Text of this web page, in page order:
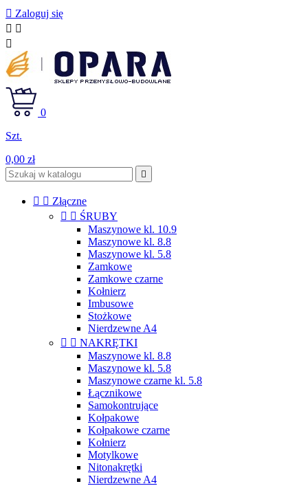
 Zaloguj się
 

0
Szt.
0,00 zł

  Złączne
  ŚRUBY
Maszynowe kl. 10.9
Maszynowe kl. 8.8
Maszynowe kl. 5.8
Zamkowe
Zamkowe czarne
Kołnierz
Imbusowe
Stożkowe
Nierdzewne A4
  NAKRĘTKI
Maszynowe kl. 8.8
Maszynowe kl. 5.8
Maszynowe czarne kl. 5.8
Łącznikowe
Samokontrujące
Kołpakowe
Kołpakowe czarne
Kołnierz
Motylkowe
Nitonakrętki
Nierdzewne A4